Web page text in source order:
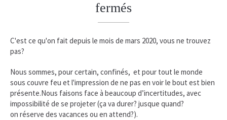
fermés
C'est ce qu'on fait depuis le mois de mars 2020, vous ne trouvez
pas?
Nous sommes, pour certain, confinés, et pour tout le monde
sous couvre feu et l'impression de ne pas en voir le bout est bien
présente.Nous faisons face à beaucoup d’incertitudes, avec
impossibilité de se projeter (ça va durer? jusque quand?
on réserve des vacances ou en attend?).